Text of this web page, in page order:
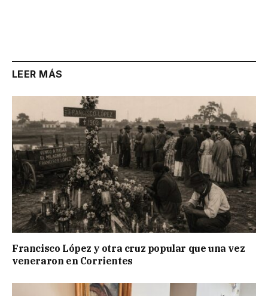
LEER MÁS
Francisco López y otra cruz popular que una vez
veneraron en Corrientes